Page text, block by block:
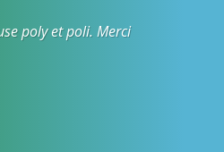
poly et poli. Merci